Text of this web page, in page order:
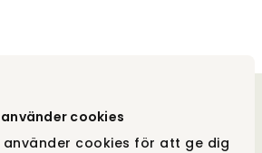
cookies
använder cookies för att ge dig
uns